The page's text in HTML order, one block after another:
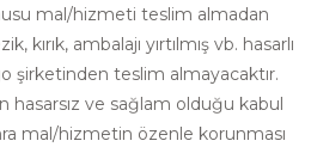
mal/hizmeti teslim almadan
ambalajı yırtılmış vb. hasarlı
şirketinden teslim almayacaktır.
hasarsız ve sağlam olduğu kabul
mal/hizmetin özenle korunması